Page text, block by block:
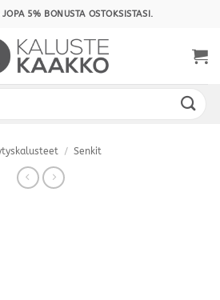
5% BONUSTA OSTOKSISTASI.
/ Senkit